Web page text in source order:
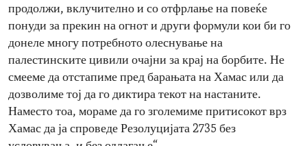
продолжи, вклучително и со отфрлање на повеќе
понуди за прекин на огнот и други формули кои би го
донеле многу потребното олеснување на
палестинските цивили очајни за крај на борбите. Не
смееме да отстапиме пред барањата на Хамас или да
дозволиме тој да го диктира текот на настаните.
Наместо тоа, мораме да го зголемиме притисокот врз
Хамас да ја спроведе Резолуцијата 2735 без